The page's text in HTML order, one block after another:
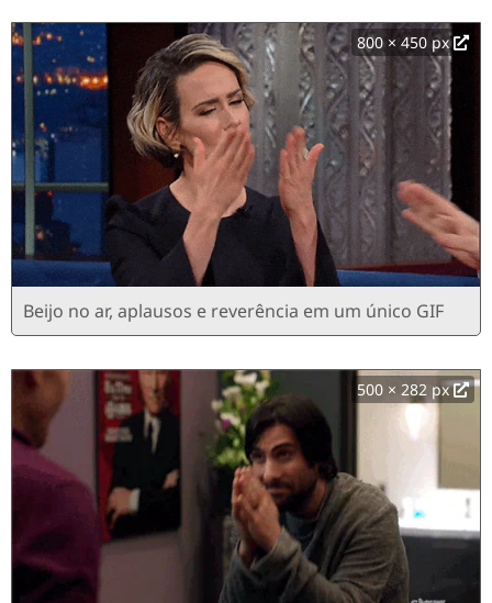
800 × 450 px
Beijo no ar, aplausos e reverência em um único GIF
500 × 282 px